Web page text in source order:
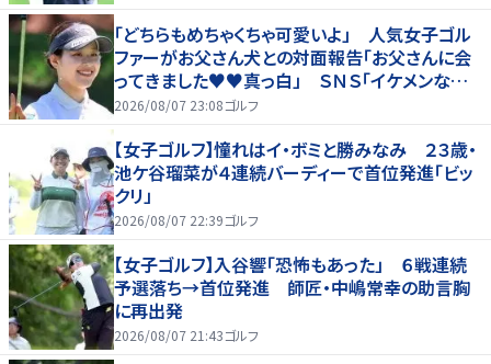
「どちらもめちゃくちゃ可愛いよ」 人気女子ゴル
ファーがお父さん犬との対面報告「お父さんに会
ってきました♥♥真っ白」 ＳＮＳ「イケメンなお
父さん」「白戸家入りするんですか？」
2026/08/07 23:08ゴルフ
【女子ゴルフ】憧れはイ・ボミと勝みなみ ２３歳・
池ケ谷瑠菜が４連続バーディーで首位発進「ビッ
クリ」
2026/08/07 22:39ゴルフ
【女子ゴルフ】入谷響「恐怖もあった」 ６戦連続
予選落ち→首位発進 師匠・中嶋常幸の助言胸
に再出発
2026/08/07 21:43ゴルフ